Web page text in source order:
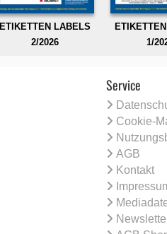
ETIKETTEN LABELS
2/2026
1/
Service
Cookie-
AGB
Kontakt